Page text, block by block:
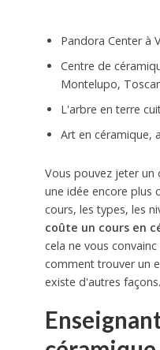
Pandora Center à
Centre de
Montelupo,
L'arbre en terre
Art en céramique,
Vous pouvez jeter
une idée encore plus
cours, les types, les
coûte un cours en
cela ne vous
comment trouver un
existe d'autres façons.